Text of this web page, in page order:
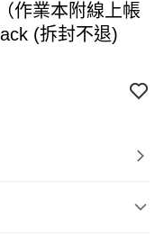
作業本附線上帳
(拆封不退)